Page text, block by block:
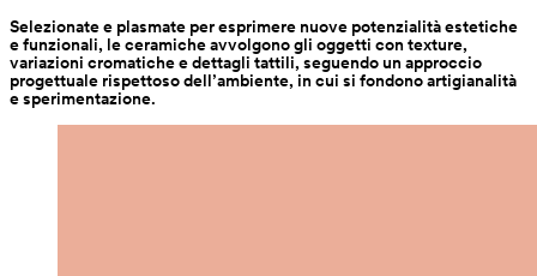
Selezionate e plasmate per esprimere nuove potenzialità estetiche
e funzionali, le ceramiche avvolgono gli oggetti con texture,
variazioni cromatiche e dettagli tattili, seguendo un approccio
progettuale rispettoso dell’ambiente, in cui si fondono artigianalità
e sperimentazione.